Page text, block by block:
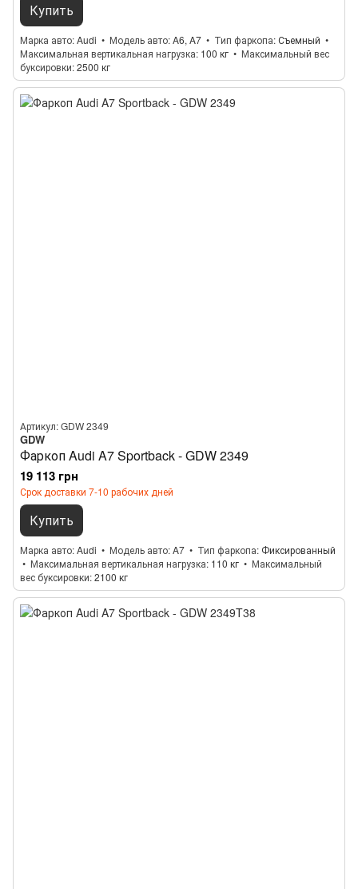
Купить
Марка авто Audi Модель авто A6, A7 Тип фаркопа Съемный
Максимальная вертикальная нагрузка 100 кг
Максимальный вес
буксировки 2500 кг
Артикул: GDW 2349
GDW
Фаркоп Audi A7 Sportback - GDW 2349
19 113 грн
Срок доставки 7-10 рабочих дней
Купить
Марка авто Audi Модель авто A7 Тип фаркопа Фиксированный
Максимальная вертикальная нагрузка 110 кг
Максимальный
вес буксировки 2100 кг